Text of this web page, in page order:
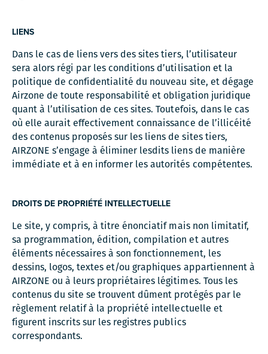
LIENS
Dans le cas de liens vers des sites tiers, l’utilisateur
sera alors régi par les conditions d’utilisation et la
politique de confidentialité du nouveau site, et dégage
Airzone de toute responsabilité et obligation juridique
quant à l’utilisation de ces sites. Toutefois, dans le cas
où elle aurait effectivement connaissance de l’illicéité
des contenus proposés sur les liens de sites tiers,
AIRZONE s’engage à éliminer lesdits liens de manière
immédiate et à en informer les autorités compétentes.
DROITS DE PROPRIÉTÉ INTELLECTUELLE
Le site, y compris, à titre énonciatif mais non limitatif,
sa programmation, édition, compilation et autres
éléments nécessaires à son fonctionnement, les
dessins, logos, textes et/ou graphiques appartiennent à
AIRZONE ou à leurs propriétaires légitimes. Tous les
contenus du site se trouvent dûment protégés par le
règlement relatif à la propriété intellectuelle et
figurent inscrits sur les registres publics
correspondants.